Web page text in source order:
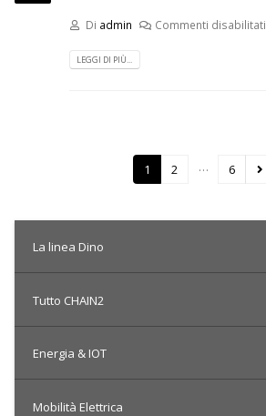
Di admin Commenti disabilitati
LEGGI DI PIÙ...
1 2 … 6
La linea Dino
Tutto CHAIN2
Energia & IOT
Mobilità Elettrica